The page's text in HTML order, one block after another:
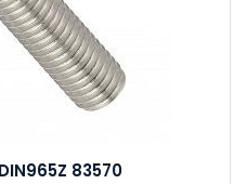
83570